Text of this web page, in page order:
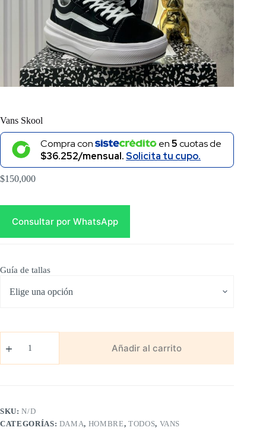
Vans Skool
Compra con en5cuotas de
$36.252/mensual.Solicita tu cupo.
$150,000
Consultar por WhatsApp
Guía de tallas
Skool
Añadir al carrito
SKU:N/D
CATEGORÍAS: DAMA, HOMBRE, TODOS, VANS